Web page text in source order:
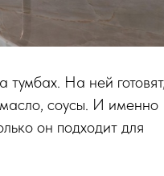
тумбах. На ней готовят,
масло, соусы. И именно
он подходит для